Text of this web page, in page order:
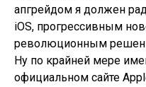
апгрейдом я должен
iOS, прогрессивным
революционным
Ну по крайней мере
официальном сайте